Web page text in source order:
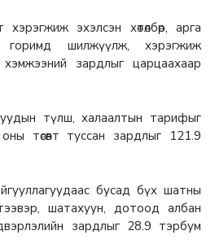
эхэлсэн хөтөлбөр, арга
горимд шилжүүлж, хэрэгжиж
хэмжээний зардлыг царцаахаар
түлш, халаалтын тарифыг
төсөвт туссан зардлыг 121.9
бусад бүх шатны
тээвэр, шатахуун, дотоод албан
зардлыг 28.9 тэрбум